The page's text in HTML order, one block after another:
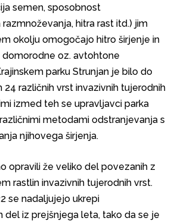
semen, sposobnost
hitra rast itd.) jim
okolju omogočajo hitro širjenje in
oz. avtohtone
parku Strunjan je bilo do
24 različnih vrst invazivnih tujerodnih
izmed teh se upravljavci parka
metodami odstranjevanja s
njihovega širjenja.
opravili že veliko del povezanih z
rastlin invazivnih tujerodnih vrst.
se nadaljujejo ukrepi
del iz prejšnjega leta, tako da se je